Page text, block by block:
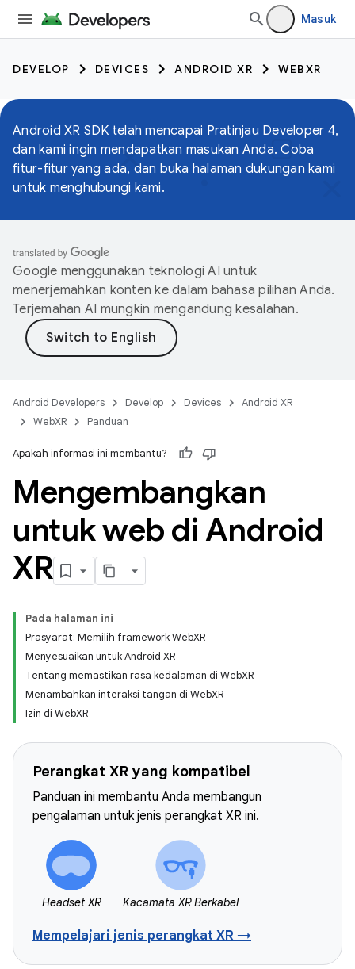
Masuk
DEVELOP DEVICES ANDROID XR WEBXR
Android XR SDK telahmencapai Pratinjau Developer 4,
dan kami ingin mendapatkan masukan Anda. Coba
fitur-fitur yang ada, dan buka halaman dukungan kami
untuk menghubungi kami.
Google menggunakan teknologi AI untuk
menerjemahkan konten ke dalam bahasa pilihan Anda.
Terjemahan AI mungkin mengandung kesalahan.
Android Developers Develop Devices
Android XR
WebXR
Panduan
Apakah informasi ini membantu?
Mengembangkan
untuk web di Android
XR
Pada halaman ini
Prasyarat: Memilih framework WebXR
Menyesuaikan untuk Android XR
Tentang memastikan rasa kedalaman di WebXR
Menambahkan interaksi tangan di WebXR
Izin di WebXR
Perangkat XR yang kompatibel
Panduan ini membantu Anda membangun
pengalaman untuk jenis perangkat XR ini.
Headset XR Kacamata XR Berkabel
Mempelajari jenis perangkat XR →